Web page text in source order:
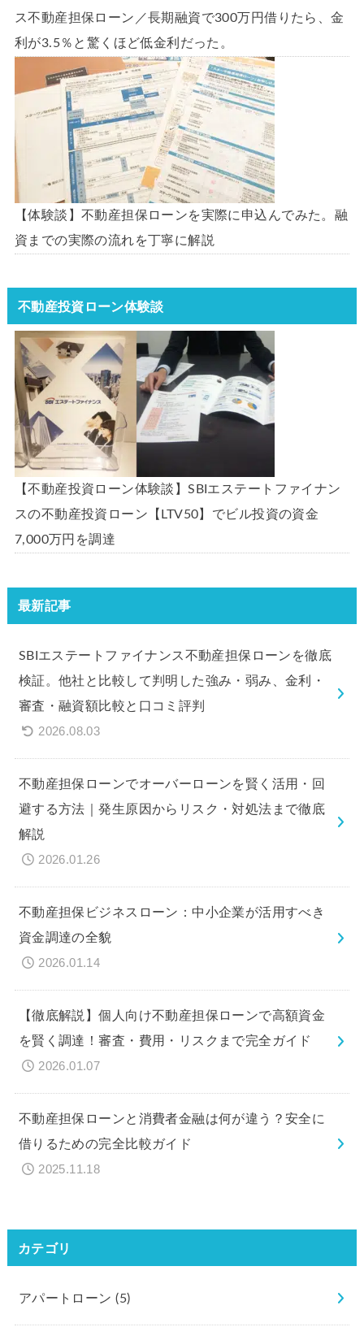
ス不動産担保ローン／長期融資で300万円借りたら、金
利が3.5％と驚くほど低金利だった。
【体験談】不動産担保ローンを実際に申込んでみた。融
資までの実際の流れを丁寧に解説
不動産投資ローン体験談
【不動産投資ローン体験談】SBIエステートファイナン
スの不動産投資ローン【LTV50】でビル投資の資金
7,000万円を調達
最新記事
SBIエステートファイナンス不動産担保ローンを徹底
検証。他社と比較して判明した強み・弱み、金利・
審査・融資額比較と口コミ評判
2026.08.03
不動産担保ローンでオーバーローンを賢く活用・回
避する方法｜発生原因からリスク・対処法まで徹底
解説
2026.01.26
不動産担保ビジネスローン：中小企業が活用すべき
資金調達の全貌
2026.01.14
【徹底解説】個人向け不動産担保ローンで高額資金
を賢く調達！審査・費用・リスクまで完全ガイド
2026.01.07
不動産担保ローンと消費者金融は何が違う？安全に
借りるための完全比較ガイド
2025.11.18
カテゴリ
アパートローン(5)